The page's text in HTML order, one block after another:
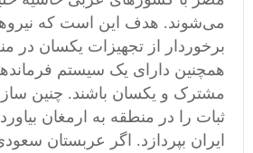
می‌شوند. هدف این است که
برخوردار از تجهیزات یکسان در
همچنین دارای یک سیستم
مشترک و یکسان باشند. چنین ساز
ثبات را در منطقه به ارمغان بیاورد
ایران بپردازد. اگر عربستان